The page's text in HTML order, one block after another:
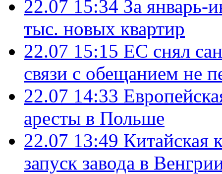
22.07 15:34 За январь-
тыс. новых квартир
22.07 15:15 ЕС снял
связи с обещанием не
22.07 14:33
аресты в Польше
22.07 13:49 Китайская
запуск завода в